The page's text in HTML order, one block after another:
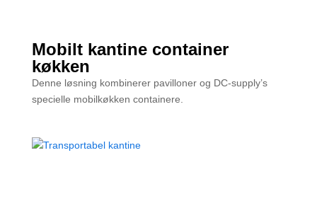
Mobilt kantine container
køkken
Denne løsning kombinerer pavilloner og DC-supply’s
specielle mobilkøkken containere.